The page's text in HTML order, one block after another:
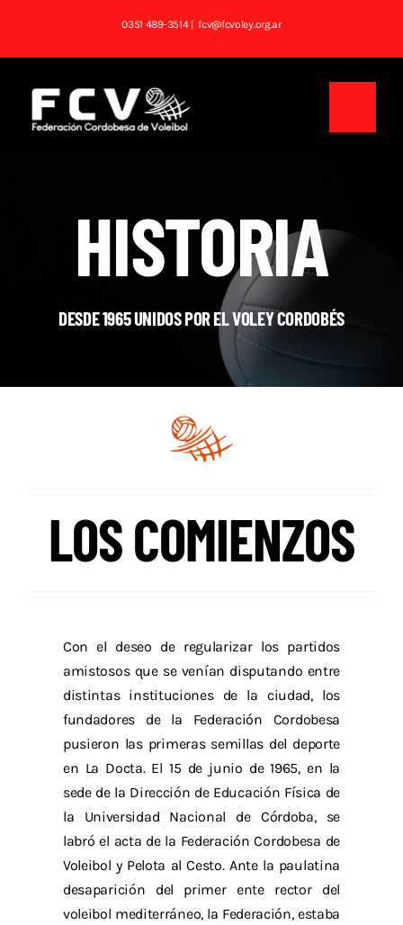
contenido
0351 489-3514| fcv@fcvoley.org.ar
Institucional
Competencias
Contacto
HISTORIA
DESDE 1965 UNIDOS POR EL VOLEY CORDOBÉS
LOS COMIENZOS
Con el deseo de regularizar los partidos
amistosos que se venían disputando entre
distintas instituciones de la ciudad, los
fundadores de la Federación Cordobesa
pusieron las primeras semillas del deporte
en La Docta. El 15 de junio de 1965, en la
sede de la Dirección de Educación Física de
la Universidad Nacional de Córdoba, se
labró el acta de la Federación Cordobesa de
Voleibol y Pelota al Cesto. Ante la paulatina
desaparición del primer ente rector del
voleibol mediterráneo, la Federación, estaba